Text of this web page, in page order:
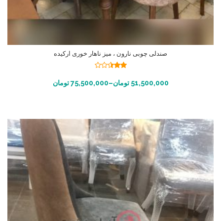
صندلی چوبی نارون ، میز ناهار خوری ارکیده
از 5
51,500,000 تومان–
75,500,000 تومان انتخاب گزینه ها